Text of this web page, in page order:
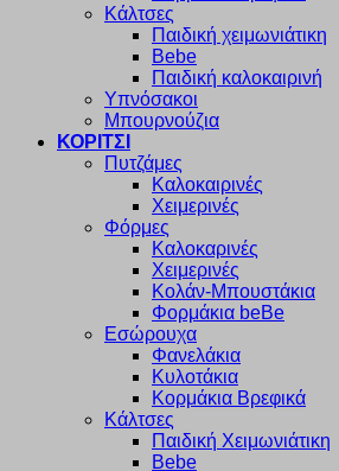
Κάλτσες
Παιδική χειμωνιάτικη
Bebe
Παιδική καλοκαιρινή
Υπνόσακοι
Μπουρνούζια
ΚΟΡΙΤΣΙ
Πυτζάμες
Καλοκαιρινές
Χειμερινές
Φόρμες
Καλοκαρινές
Χειμερινές
Κολάν-Μπουστάκια
Φορμάκια beBe
Εσώρουχα
Φανελάκια
Κυλοτάκια
Κορμάκια Βρεφικά
Κάλτσες
Παιδική Χειμωνιάτικη
Bebe